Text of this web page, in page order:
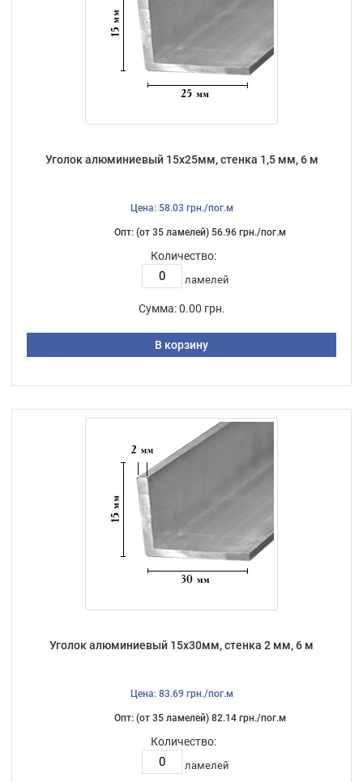
Уголок алюминиевый 15х25мм, стенка 1,5 мм, 6 м
Цена: 58.03 грн./пог.м
Опт: (от 35 ламелей) 56.96 грн./пог.м
Количество:
ламелей
Сумма: 0.00 грн.
В корзину
Уголок алюминиевый 15х30мм, стенка 2 мм, 6 м
Цена: 83.69 грн./пог.м
Опт: (от 35 ламелей) 82.14 грн./пог.м
Количество:
ламелей